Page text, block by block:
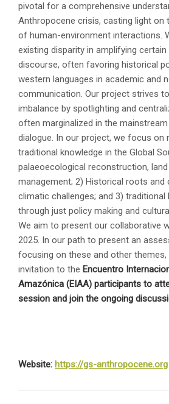
pivotal for a comprehensive
Anthropocene crisis, casting light on
of human-environment interactions.
existing disparity in amplifying
discourse, often favoring historical
western languages in academic and
communication. Our project strives
imbalance by spotlighting and
often marginalized in the
dialogue. In our project, we focus on
traditional knowledge in the Global
palaeoecological reconstruction,
management; 2) Historical roots and
climatic challenges; and 3)
through just policy making and
We aim to present our collaborative
2025. In our path to present an
focusing on these and other themes,
invitation to the Encuentro
Amazónica (EIAA) participants to
session and join the ongoing
Website: https://gs-anthropocene.org